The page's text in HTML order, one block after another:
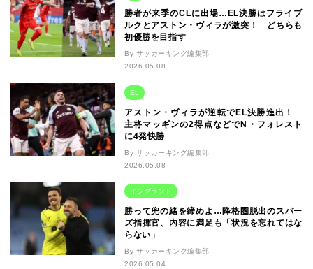
勝者が来季のCLに出場…EL決勝はフライブ
ルクとアストン・ヴィラが激突！ どちらも
初優勝を目指す
By サッカーキング編集部
2026.05.08
EL
アストン・ヴィラが逆転でEL決勝進出！
主将マッギンの2得点などでN・フォレスト
に4発快勝
By サッカーキング編集部
2026.05.08
イングランド
勝って兜の緒を締めよ…降格圏脱出のスパー
ズ指揮官、内容に満足も「状況を忘れてはな
らない」
By サッカーキング編集部
2026.05.04